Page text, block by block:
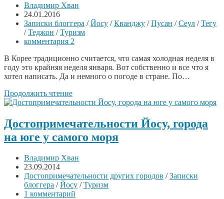
Владимир Хван
24.01.2016
Записки блоггера /Йосу /Кванджу /Пусан /Сеул /Тегу
/Теджон /Туризм
комментария 2
В Корее традиционно считается, что самая холодная неделя в
году это крайняя неделя января. Вот собственно и все что я
хотел написать. Да и немного о погоде в стране. По…
Продолжить чтение
Достопримечательности Йосу, города
на юге у самого моря
Владимир Хван
23.09.2014
Достопримечательности других городов /Записки
блоггера /Йосу /Туризм
1 комментарий